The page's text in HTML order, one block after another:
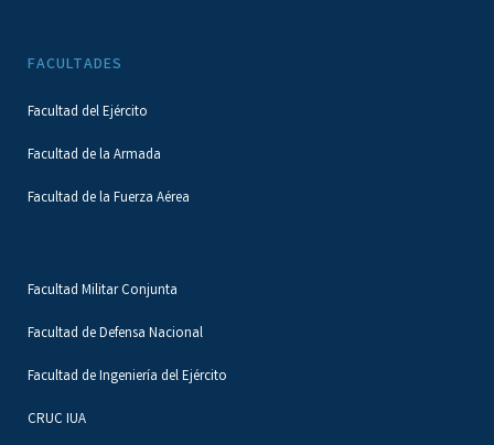
FACULTADES
Facultad del Ejército
Facultad de la Armada
Facultad de la Fuerza Aérea
Facultad Militar Conjunta
Facultad de Defensa Nacional
Facultad de Ingeniería del Ejército
CRUC IUA